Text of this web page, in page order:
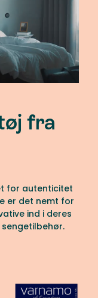
fra
for autenticitet
er det nemt for
ind i deres